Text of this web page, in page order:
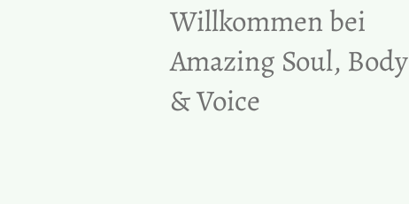
Willkommen bei
Amazing Soul, Body
& Voice